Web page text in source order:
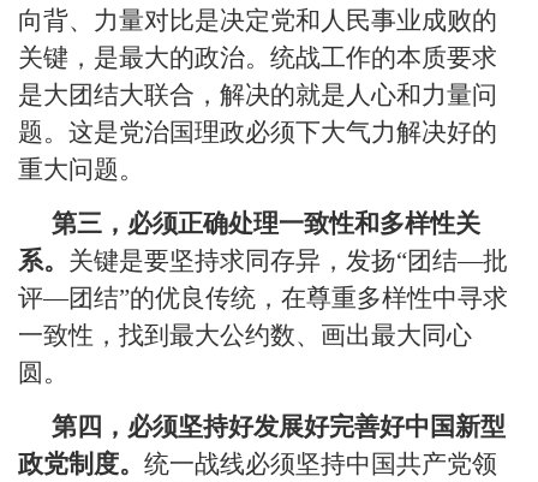
向背、力量对比是决定党和人民事业成败的
关键，是最大的政治。统战工作的本质要求
是大团结大联合，解决的就是人心和力量问
题。这是党治国理政必须下大气力解决好的
重大问题。
第三，必须正确处理一致性和多样性关
系。 关键是要坚持求同存异，发扬“团结—批
评—团结”的优良传统，在尊重多样性中寻求
一致性，找到最大公约数、画出最大同心
圆。
第四，必须坚持好发展好完善好中国新型
政党制度。 统一战线必须坚持中国共产党领